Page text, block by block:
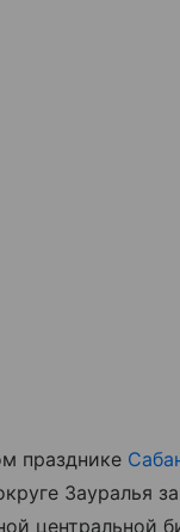
празднике
Зауралья
центральной